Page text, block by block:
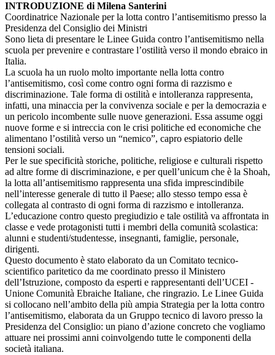
INTRODUZIONE di Milena Santerini
Coordinatrice Nazionale per la lotta contro l’antisemitismo presso la
Presidenza del Consiglio dei Ministri
Sono lieta di presentare le Linee Guida contro l’antisemitismo nella
scuola per prevenire e contrastare l’ostilità verso il mondo ebraico in
Italia.
La scuola ha un ruolo molto importante nella lotta contro
l’antisemitismo, così come contro ogni forma di razzismo e
discriminazione. Tale forma di ostilità e intolleranza rappresenta,
infatti, una minaccia per la convivenza sociale e per la democrazia e
un pericolo incombente sulle nuove generazioni. Essa assume oggi
nuove forme e si intreccia con le crisi politiche ed economiche che
alimentano l’ostilità verso un “nemico”, capro espiatorio delle
tensioni sociali.
Per le sue specificità storiche, politiche, religiose e culturali rispetto
ad altre forme di discriminazione, e per quell’unicum che è la Shoah,
la lotta all’antisemitismo rappresenta una sfida imprescindibile
nell’interesse generale di tutto il Paese; allo stesso tempo essa è
collegata al contrasto di ogni forma di razzismo e intolleranza.
L’educazione contro questo pregiudizio e tale ostilità va affrontata in
classe e vede protagonisti tutti i membri della comunità scolastica:
alunni e studenti/studentesse, insegnanti, famiglie, personale,
dirigenti.
Questo documento è stato elaborato da un Comitato tecnico-
scientifico paritetico da me coordinato presso il Ministero
dell’Istruzione, composto da esperti e rappresentanti dell’UCEI -
Unione Comunità Ebraiche Italiane, che ringrazio. Le Linee Guida
si collocano nell’ambito della più ampia Strategia per la lotta contro
l’antisemitismo, elaborata da un Gruppo tecnico di lavoro presso la
Presidenza del Consiglio: un piano d’azione concreto che vogliamo
attuare nei prossimi anni coinvolgendo tutte le componenti della
società italiana.